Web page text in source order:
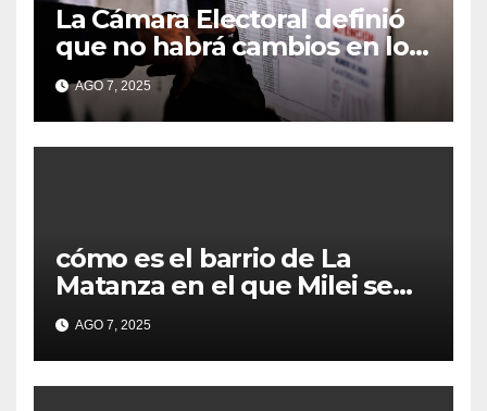
La Cámara Electoral definió
que no habrá cambios en los
lugares de votación en La
Matanza
AGO 7, 2025
cómo es el barrio de La
Matanza en el que Milei se
sacó la foto de lanzamiento
de campaña en provincia de
Buenos Aires
AGO 7, 2025